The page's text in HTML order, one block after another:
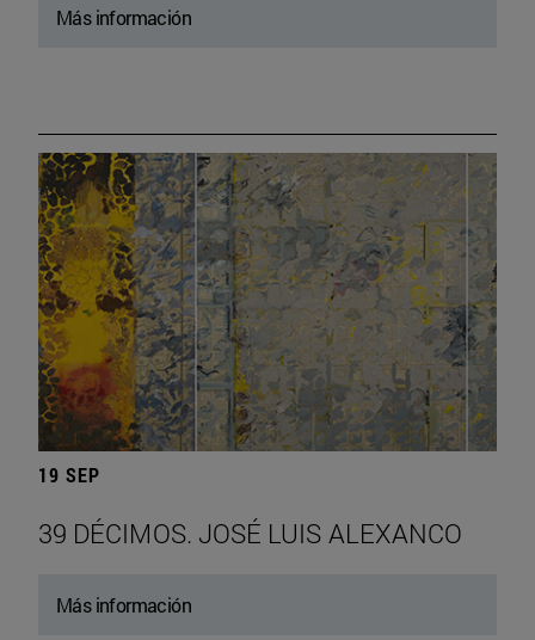
Más información
19 SEP
39 DÉCIMOS. JOSÉ LUIS ALEXANCO
Más información